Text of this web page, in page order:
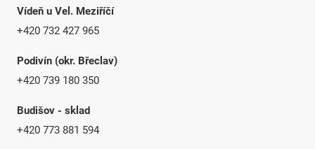
Vídeň u Vel. Meziříčí
+420 732 427 965
Podivín (okr. Břeclav)
+420 739 180 350
Budišov - sklad
+420 773 881 594